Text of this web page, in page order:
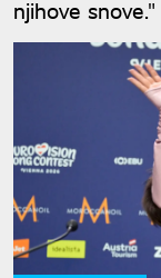
njihove snove."